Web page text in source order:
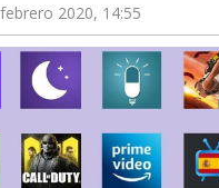
2020, 14:55